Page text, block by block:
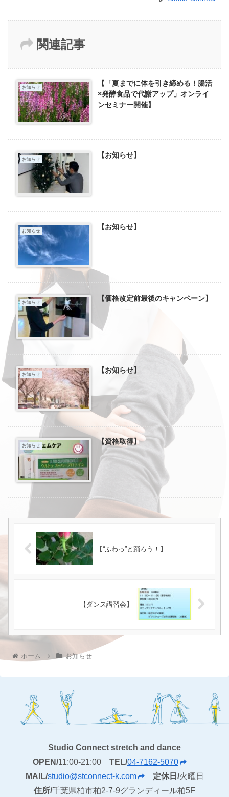
関連記事
お知らせ
【「夏までに体を引き締める！腸活
×発酵食品で代謝アップ」オンライ
ンセミナー開催】
お知らせ 【お知らせ】
お知らせ 【お知らせ】
お知らせ 【価格改定前最後のキャンペーン】
お知らせ 【お知らせ】
お知らせ 【資格取得】
【“ふわっ”と踊ろう！】
【ダンス講習会】
ホーム お知らせ
Studio Connect stretch and dance
OPEN/11:00-21:00 TEL/04-7162-5070
MAIL/studio@stconnect-k.com 定休日/火曜日
住所/千葉県柏市柏2-7-9グランディール柏5F